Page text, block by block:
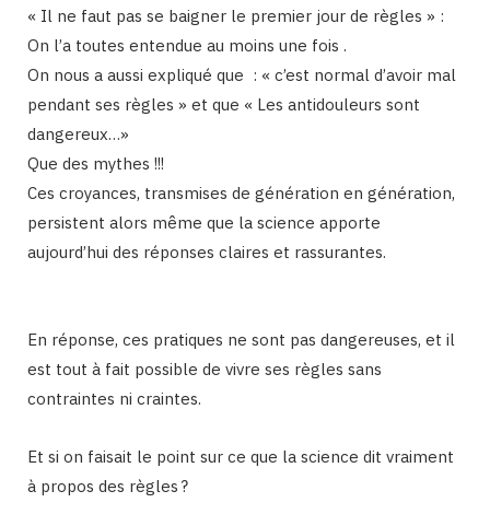
« Il ne faut pas se baigner le premier jour de règles » :
On l’a toutes entendue au moins une fois .
On nous a aussi expliqué que : « c’est normal d’avoir mal
pendant ses règles » et que « Les antidouleurs sont
dangereux…»
Que des mythes !!!
Ces croyances, transmises de génération en génération,
persistent alors même que la science apporte
aujourd’hui des réponses claires et rassurantes.
En réponse, ces pratiques ne sont pas dangereuses, et il
est tout à fait possible de vivre ses règles sans
contraintes ni craintes.
Et si on faisait le point sur ce que la science dit vraiment
à propos des règles ?